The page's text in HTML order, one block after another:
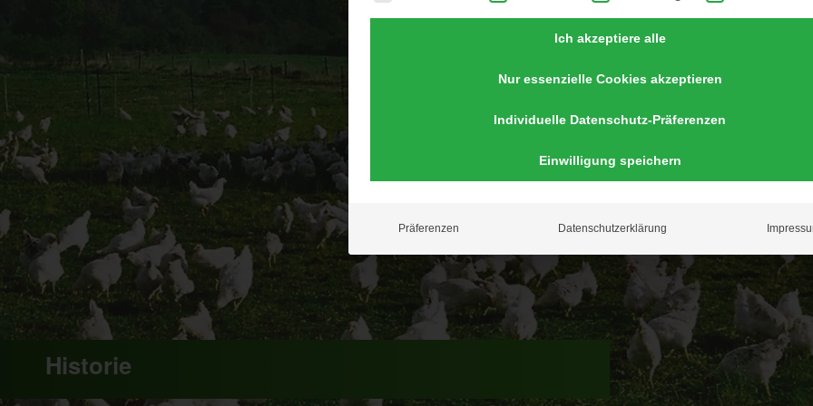
Historie
Ich akzeptiere alle
Nur essenzielle Cookies akzeptieren
Individuelle Datenschutz-Präferenzen
Einwilligung speichern
Präferenzen Datenschutzerklärung